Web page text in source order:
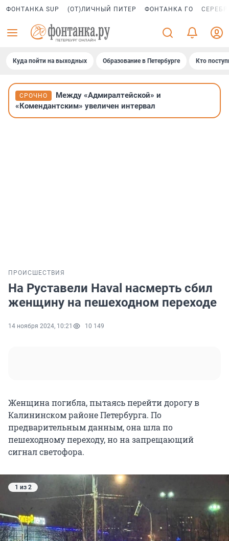
ФОНТАНКА SUP (ОТ)ЛИЧНЫЙ ПИТЕР ФОНТАНКА ГО
Куда пойти на выходных Образование в Петербурге Кто
СРОЧНО
Между «Адмиралтейской» и
«Комендантским» увеличен интервал
ПРОИСШЕСТВИЯ
На Руставели Haval насмерть сбил
женщину на пешеходном переходе
14 ноября 2024, 10:21 10 149
Женщина погибла, пытаясь перейти дорогу в
Калининском районе Петербурга. По
предварительным данным, она шла по
пешеходному переходу, но на запрещающий
сигнал светофора.
1 из 2